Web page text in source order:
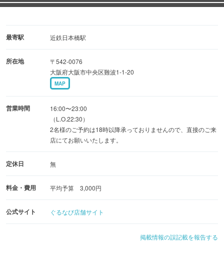
・日〜木曜限定！！120分食べ飲み放題プラン♪
◆個室あり・貸切ご相談可
完全個室にはカラオケも♪コース予約で使用料無料！
８名様と１2名様までの２部屋をご用意しております◎
最寄駅 近鉄日本橋駅
所在地
〒542-0076
大阪府大阪市中央区難波1-1-20
MAP
営業時間
16:00〜23:00
（L.O.22:30）
2名様のご予約は18時以降承っておりませんので、直接のご来
店にてお願いいたします。
定休日 無
料金・費用 平均予算 3,000円
公式サイト ぐるなび店舗サイト
掲載情報の誤記載を報告する